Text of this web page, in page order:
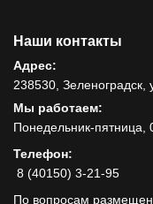
Наши контакты
Адрес:
238530, Зеленоградск,
Мы работаем:
Понедельник-пятница,
Телефон:
8 (40150) 3-21-95
По вопросам